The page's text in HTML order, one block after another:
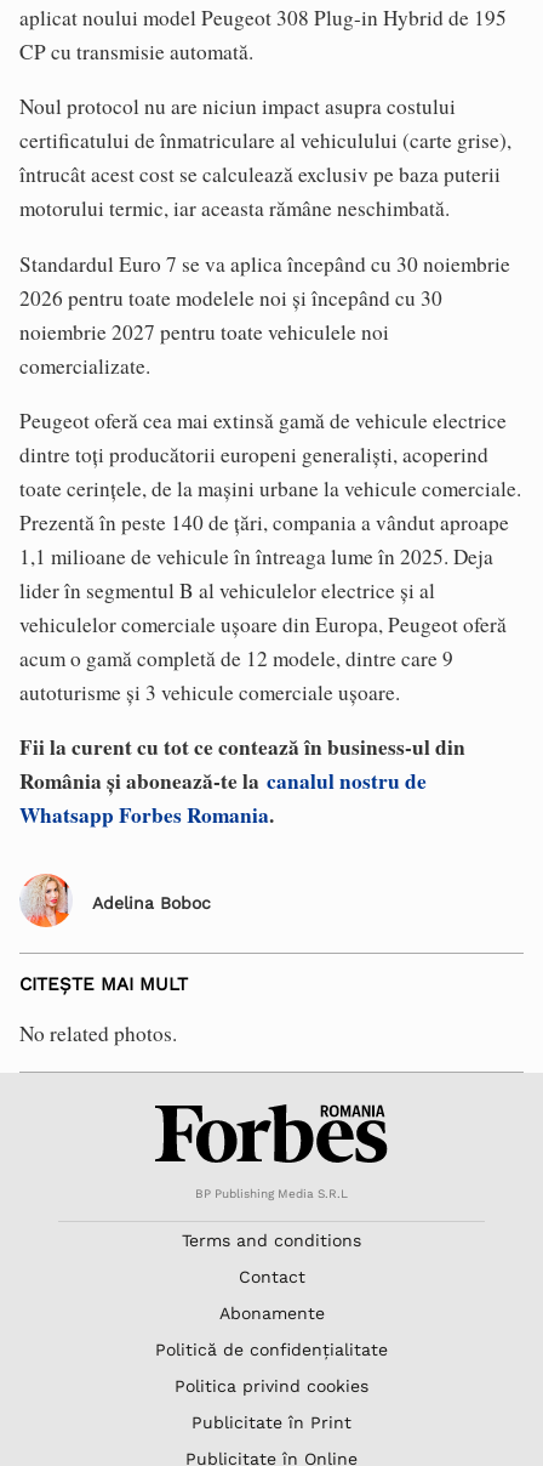
aplicat noului model Peugeot 308 Plug-in Hybrid de 195
CP cu transmisie automată.
Noul protocol nu are niciun impact asupra costului
certificatului de înmatriculare al vehiculului (carte grise),
întrucât acest cost se calculează exclusiv pe baza puterii
motorului termic, iar aceasta rămâne neschimbată.
Standardul Euro 7 se va aplica începând cu 30 noiembrie
2026 pentru toate modelele noi și începând cu 30
noiembrie 2027 pentru toate vehiculele noi
comercializate.
Peugeot oferă cea mai extinsă gamă de vehicule electrice
dintre toți producătorii europeni generaliști, acoperind
toate cerințele, de la mașini urbane la vehicule comerciale.
Prezentă în peste 140 de țări, compania a vândut aproape
1,1 milioane de vehicule în întreaga lume în 2025. Deja
lider în segmentul B al vehiculelor electrice și al
vehiculelor comerciale ușoare din Europa, Peugeot oferă
acum o gamă completă de 12 modele, dintre care 9
autoturisme și 3 vehicule comerciale ușoare.
Fii la curent cu tot ce contează în business-ul din
România și abonează-te la canalul nostru de
Whatsapp Forbes Romania.
Adelina Boboc
CITEȘTE MAI MULT
No related photos.
BP Publishing Media S.R.L
Terms and conditions
Contact
Abonamente
Politică de confidențialitate
Politica privind cookies
Publicitate în Print
Publicitate în Online